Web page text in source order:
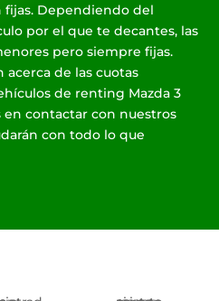
fijas. Dependiendo del
por el que te decantes, las
pero siempre fijas.
acerca de las cuotas
de renting Mazda 3
en contactar con nuestros
con todo lo que